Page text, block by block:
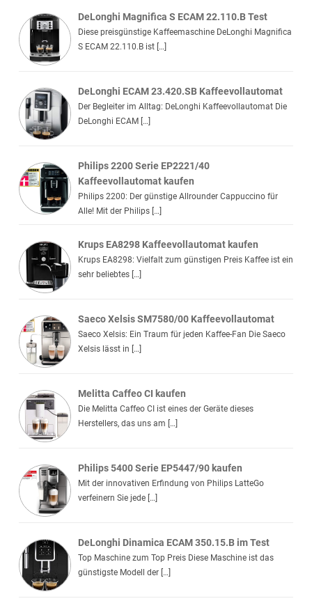
DeLonghi Magnifica S ECAM 22.110.B Test
Diese preisgünstige Kaffeemaschine DeLonghi Magnifica
S ECAM 22.110.B ist […]
DeLonghi ECAM 23.420.SB Kaffeevollautomat
Der Begleiter im Alltag: DeLonghi Kaffeevollautomat Die
DeLonghi ECAM […]
Philips 2200 Serie EP2221/40
Kaffeevollautomat kaufen
Philips 2200: Der günstige Allrounder Cappuccino für
Alle! Mit der Philips […]
Krups EA8298 Kaffeevollautomat kaufen
Krups EA8298: Vielfalt zum günstigen Preis Kaffee ist ein
sehr beliebtes […]
Saeco Xelsis SM7580/00 Kaffeevollautomat
Saeco Xelsis: Ein Traum für jeden Kaffee-Fan Die Saeco
Xelsis lässt in […]
Melitta Caffeo CI kaufen
Die Melitta Caffeo CI ist eines der Geräte dieses
Herstellers, das uns am […]
Philips 5400 Serie EP5447/90 kaufen
Mit der innovativen Erfindung von Philips LatteGo
verfeinern Sie jede […]
DeLonghi Dinamica ECAM 350.15.B im Test
Top Maschine zum Top Preis Diese Maschine ist das
günstigste Modell der […]